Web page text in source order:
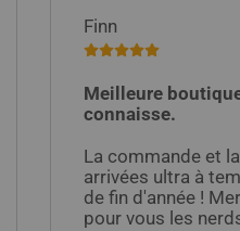
Finn
Meilleure
connaisse.
La commande et
arrivées ultra à
de fin d'année !
pour vous les